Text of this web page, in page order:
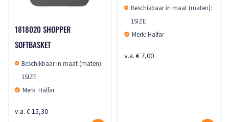
1818020 SHOPPER
SOFTBASKET
Beschikbaar in maat (maten):
1SIZE
Merk: Halfar
v.a. € 15,30
Beschikbaar in maat (maten):
1SIZE
Merk: Halfar
v.a. € 7,00